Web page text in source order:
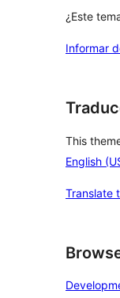
¿Este
Informar
This
English
Translate